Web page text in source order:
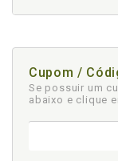
Cupom /
Se possuir um
abaixo e clique